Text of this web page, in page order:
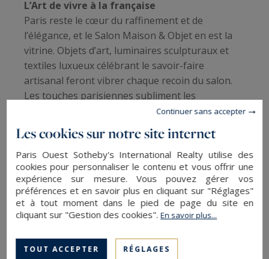
L’Art de vivre à la française
Paris reste le cœur du raffinement et de
l’élégance, et le Salon Maison & Objet en est la
vitrine. Objets d’art, luminaires sculpturaux et
textiles luxueux célébrant le savoir-faire
artisanal feront vibrer chaque recoin du salon.
Les touches parisiennes subliment les
propriétés, offrant aux acheteurs internationaux
un symbole ultime d’élégance.
Un rendez-vous pour les professionnels
Ce salon est aussi un espace privilégié pour les
architectes, décorateurs et agents immobiliers,
qui y trouveront des collaborations et des
inspirations pour leurs projets.
À ne pas manquer
Les cookies sur notre site internet
Paris Ouest Sotheby's International Realty utilise des
cookies pour personnaliser le contenu et vous offrir une
expérience sur mesure. Vous pouvez gérer vos
préférences et en savoir plus en cliquant sur "Réglages"
et à tout moment dans le pied de page du site en
cliquant sur "Gestion des cookies".En savoir plus...
TOUT ACCEPTER RÉGLAGES
Continuer sans accepter